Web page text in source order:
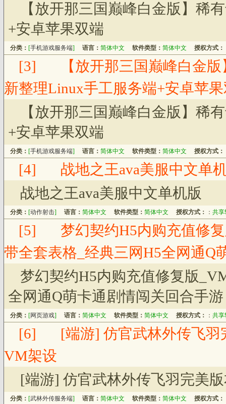
【放开那三国巅峰白金版】稀
+安卓苹果双端
分类： [手机游戏服务端] 语言： 简体中文 软件类型： 简体中文 授权方式：
[3]
【放开那三国巅峰白金
新整理Linux手工服务端+安卓苹
【放开那三国巅峰白金版】稀
+安卓苹果双端
分类： [手机游戏服务端] 语言： 简体中文 软件类型： 简体中文 授权方式：
[4]
战地之王ava美服中文单
战地之王ava美服中文单机版
分类： [动作射击] 语言： 简体中文 软件类型： 简体中文 授权方式： ： 共享
[5]
梦幻契约H5内购充值修
带全套表格_经典三网H5全网通Q
梦幻契约H5内购充值修复版
全网通Q萌卡通剧情闯关回合手游
分类： [网页游戏] 语言： 简体中文 软件类型： 简体中文 授权方式： ： 共享
[6]
[端游] 仿官武林外传飞
VM架设
[端游] 仿官武林外传飞羽完美
分类： [武林外传服务端] 语言： 简体中文 软件类型： 简体中文 授权方式：